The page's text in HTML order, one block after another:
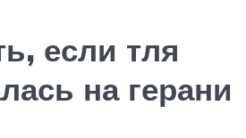
если тля
на герани